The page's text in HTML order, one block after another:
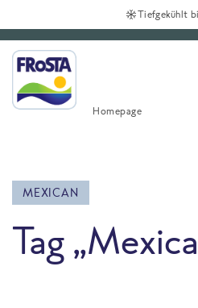
Tiefgekühlt bis
Homepage
MEXICAN
Tag